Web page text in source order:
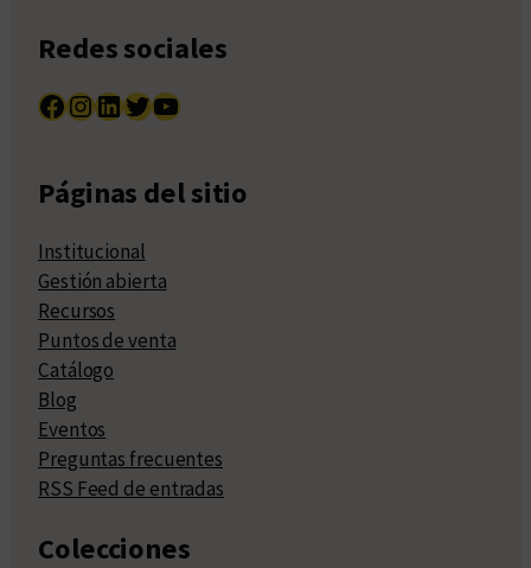
Redes sociales
Facebook InstagramLinkedIn Twitter YouTube
Páginas del sitio
Institucional
Gestión abierta
Recursos
Puntos de venta
Catálogo
Blog
Eventos
Preguntas frecuentes
RSS Feed de entradas
Colecciones